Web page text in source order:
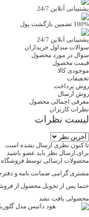
پشتیبانی آنلاین 24/7
100% تضمین بازگشت پول
پشتیبانی آنلاین 24/7
سوالات متداول خریداران
سوال در مورد محصول
قیمت محصول
موجودی کالا
تخفیفات
روش پرداخت
روش ارسال
معرفی اجمالی محصول
نظرات کاربران
لیست نظرات
تا کنون نظری ارسال نشده است.
برای ارسال نظر باید عضو باشید.
محصولات ارسالی توسط فروشگاه
مشتری گرامی ضمانت نامه و
حتما پس از تحویل محصول از
محصولی یافت نشد